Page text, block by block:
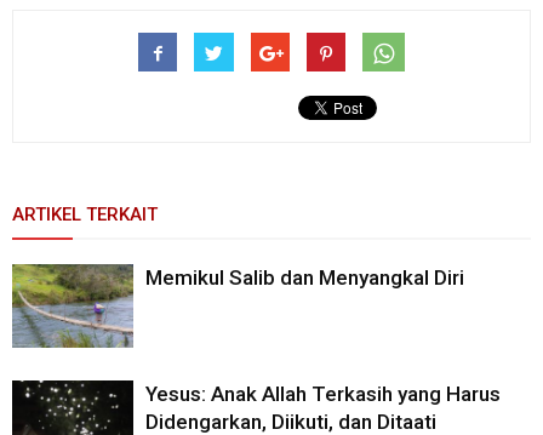
ARTIKEL TERKAIT
Memikul Salib dan Menyangkal Diri
Yesus: Anak Allah Terkasih yang Harus
Didengarkan, Diikuti, dan Ditaati